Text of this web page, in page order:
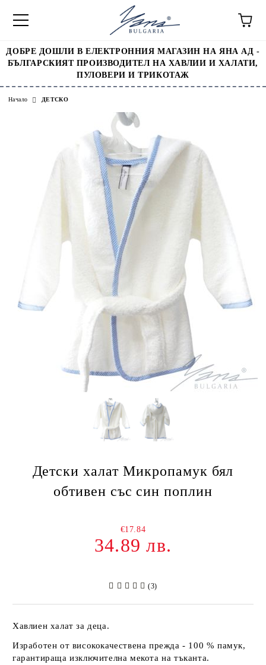
ДОБРЕ ДОШЛИ В ЕЛЕКТРОННИЯ МАГАЗИН НА ЯНА АД -
БЪЛГАРСКИЯТ ПРОИЗВОДИТЕЛ НА ХАВЛИИ И ХАЛАТИ,
ПУЛОВЕРИ И ТРИКОТАЖ
Начало ДЕТСКО
Детски халат Микропамук бял
обтивен със син поплин
€17.84
34.89 лв.
(3)
Хавлиен халат за деца.
Изработен от висококачествена прежда - 100 % памук,
гарантираща изключителна мекота на тъканта.